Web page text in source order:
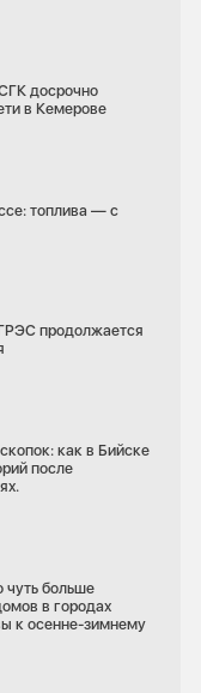
досрочно
в Кемерове
топлива — с
продолжается
как в Бийске
после
чуть больше
в городах
к осенне-зимнему